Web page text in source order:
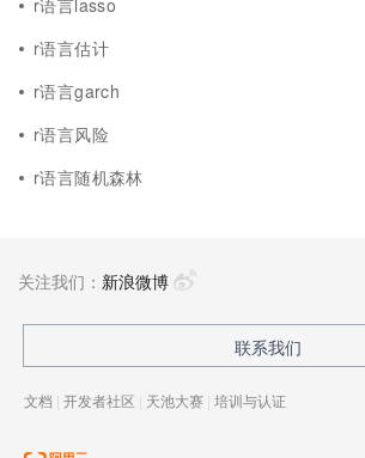
r语言lasso
r语言估计
r语言garch
r语言风险
r语言随机森林
关注我们： 新浪微博
联系我们
文档 | 开发者社区 | 天池大赛 | 培训与认证